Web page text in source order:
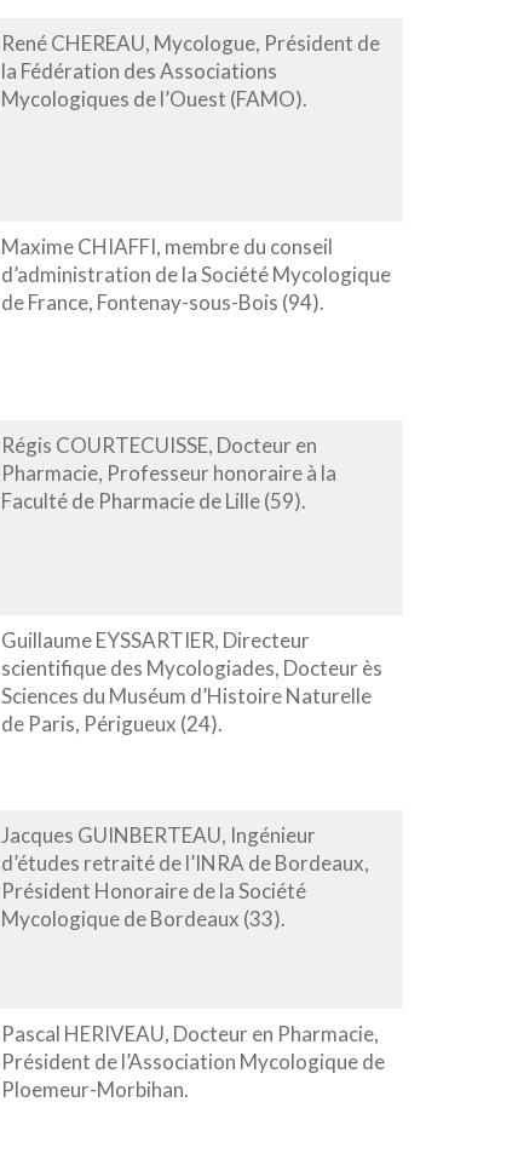
René CHEREAU, Mycologue, Président de
la Fédération des Associations
Mycologiques de l’Ouest (FAMO).
Maxime CHIAFFI, membre du conseil
d’administration de la Société Mycologique
de France, Fontenay-sous-Bois (94).
Régis COURTECUISSE, Docteur en
Pharmacie, Professeur honoraire à la
Faculté de Pharmacie de Lille (59).
Guillaume EYSSARTIER, Directeur
scientifique des Mycologiades, Docteur ès
Sciences du Muséum d’Histoire Naturelle
de Paris, Périgueux (24).
Jacques GUINBERTEAU, Ingénieur
d’études retraité de l’INRA de Bordeaux,
Président Honoraire de la Société
Mycologique de Bordeaux (33).
Pascal HERIVEAU, Docteur en Pharmacie,
Président de l’Association Mycologique de
Ploemeur-Morbihan.